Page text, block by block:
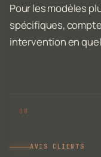
Pour les modèles
spécifiques,
intervention en
AVIS CLIENTS